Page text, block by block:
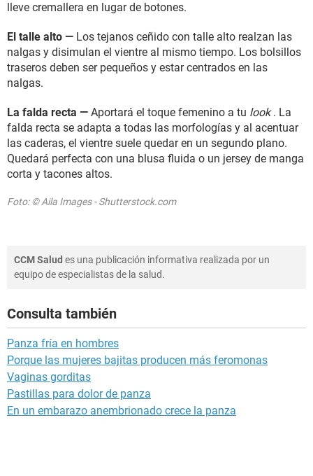
lleve cremallera en lugar de botones.
El talle alto — Los tejanos ceñido con talle alto realzan las
nalgas y disimulan el vientre al mismo tiempo. Los bolsillos
traseros deben ser pequeños y estar centrados en las
nalgas.
La falda recta — Aportará el toque femenino a tu look. La
falda recta se adapta a todas las morfologías y al acentuar
las caderas, el vientre suele quedar en un segundo plano.
Quedará perfecta con una blusa fluida o un jersey de manga
corta y tacones altos.
Foto: © Aila Images - Shutterstock.com
CCM Salud es una publicación informativa realizada por un
equipo de especialistas de la salud.
Consulta también
Panza fría en hombres
Porque las mujeres bajitas producen más feromonas
Vaginas gorditas
Pastillas para dolor de panza
En un embarazo anembrionado crece la panza